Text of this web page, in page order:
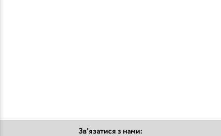
Зв'язатися з нами: